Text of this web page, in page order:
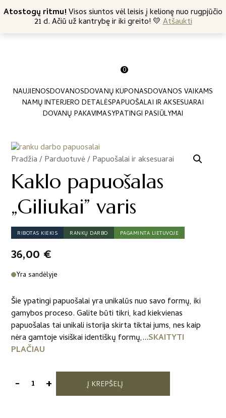
Atostogų ritmu!Visos siuntos vėl leisis į kelionę nuo rugpjūčio
21 d. Ačiū už kantrybę ir iki greito! 💛Atšaukti
Nemokamas siuntimas nuo 45 Eur +370 682 57369
0
NAUJIENOSDOVANOSDOVANŲ KUPONASDOVANOS VAIKAMS
NAMŲ INTERJERO DETALĖSPAPUOŠALAI IR AKSESUARAI
DOVANŲ PAKAVIMASYPATINGI PASIŪLYMAI
Pradžia/Parduotuvė/Papuošalai ir aksesuarai
/
Kaklo papuošalas
„Giliukai” varis
RIBOTAS KIEKIS RANKŲ DARBO PAGAMINTA LIETUVOJE
36,00 €
Yra sandėlyje
Šie ypatingi papuošalai yra unikalūs nuo savo formų, iki
gamybos proceso. Galite būti tikri, kad kiekvienas
papuošalas tai unikali istorija skirta tiktai jums, nes kaip
nėra gamtoje visiškai identiškų formų,...SKAITYTI
PLAČIAU
-produkto + Į KREPŠELĮ